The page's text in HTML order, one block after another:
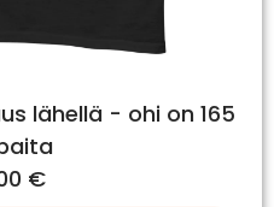
lähellä - ohi on 165
€